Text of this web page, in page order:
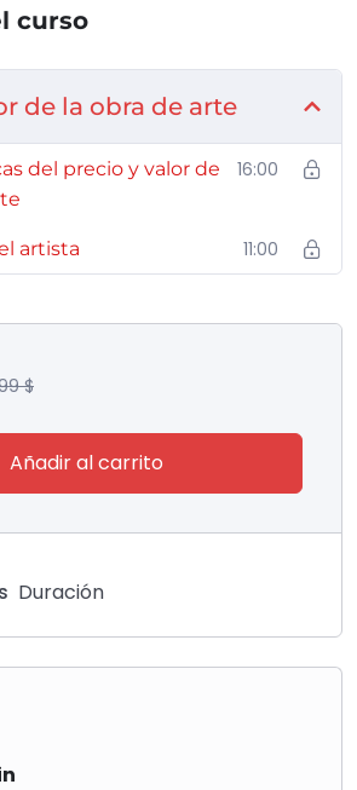
curso
de la obra de arte
del precio y valor de
16:00
artista 11:00
$
Añadir al carrito
Duración